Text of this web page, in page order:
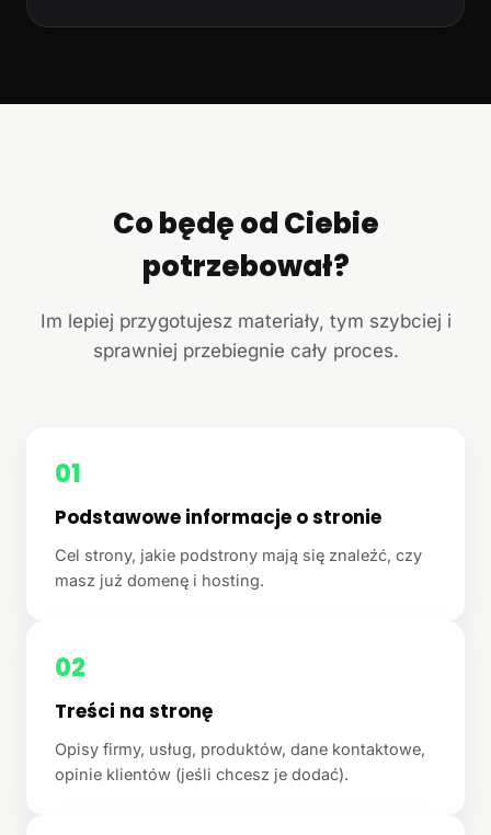
Co będę od Ciebie
potrzebował?
Im lepiej przygotujesz materiały, tym szybciej i
sprawniej przebiegnie cały proces.
01
Podstawowe informacje o stronie
Cel strony, jakie podstrony mają się znaleźć, czy
masz już domenę i hosting.
02
Treści na stronę
Opisy firmy, usług, produktów, dane kontaktowe,
opinie klientów (jeśli chcesz je dodać).